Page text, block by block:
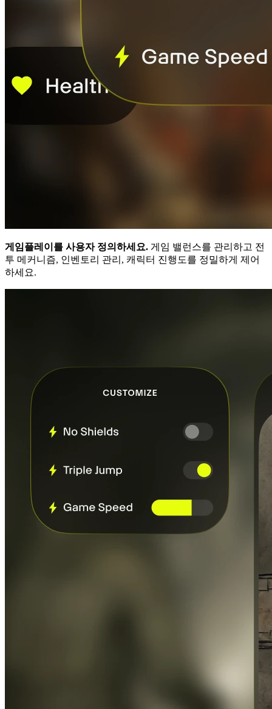
게임플레이를 사용자 정의하세요. 게임 밸런스를 관리하고 전
투 메커니즘, 인벤토리 관리, 캐릭터 진행도를 정밀하게 제어
하세요.